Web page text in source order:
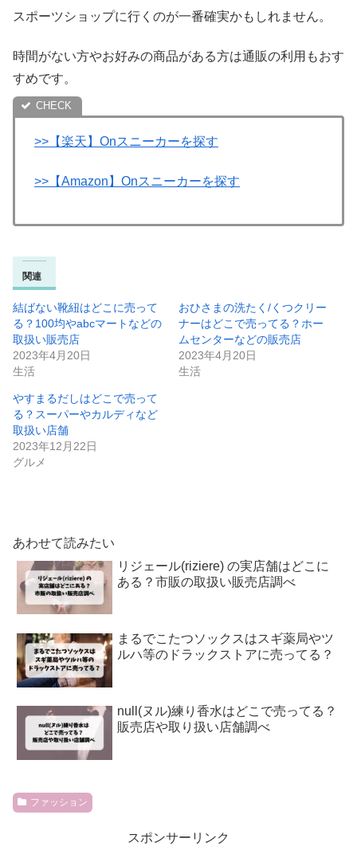
スポーツショップに行くのが一番確実かもしれません。
時間がない方やお好みの商品がある方は通販の利用もおす
すめです。
>>【楽天】Onスニーカーを探す
>>【Amazon】Onスニーカーを探す
関連
結ばない靴紐はどこに売って
る？100均やabcマートなどの
取扱い販売店
2023年4月20日
生活
おひさまの洗たく/くつクリー
ナーはどこで売ってる？ホー
ムセンターなどの販売店
2023年4月20日
生活
やすまるだしはどこで売って
る？スーパーやカルディなど
取扱い店舗
2023年12月22日
グルメ
あわせて読みたい
リジェール(riziere) の実店舗はどこに
ある？市販の取扱い販売店調べ
まるでこたつソックスはスギ薬局やツ
ルハ等のドラックストアに売ってる？
null(ヌル)練り香水はどこで売ってる？
販売店や取り扱い店舗調べ
ファッション
スポンサーリンク